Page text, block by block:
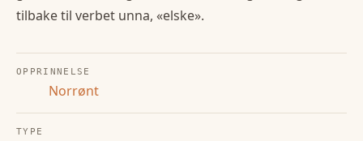
tilbake til verbet unna, «elske».
OPPRINNELSE
Norrønt
TYPE